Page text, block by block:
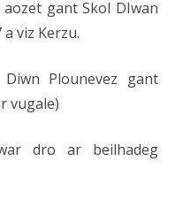
gant Skol DIwan
a viz Kerzu.
Plounevez gant
vugale)
dro ar beilhadeg